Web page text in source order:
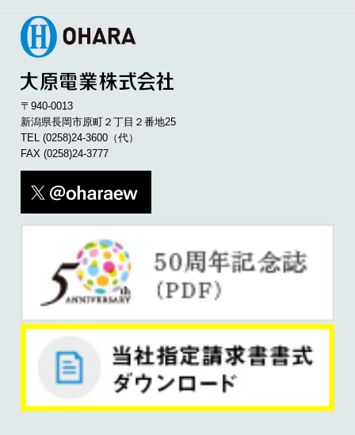
〒940-0013
新潟県長岡市原町２丁目２番地25
TEL(0258)24-3600 （代）
FAX (0258)24-3777